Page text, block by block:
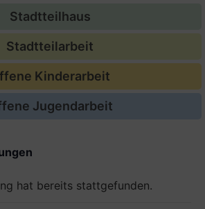
Stadtteilhaus
Stadtteilarbeit
Kinderarbeit
Jugendarbeit
hat bereits stattgefunden.